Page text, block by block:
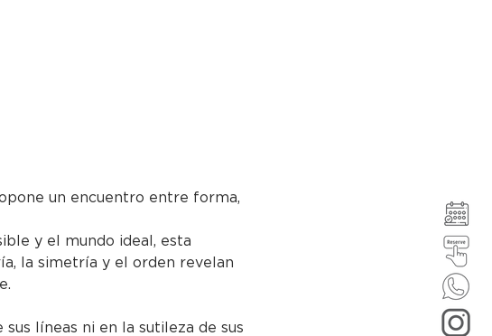
un encuentro entre forma,
y el mundo ideal, esta
la simetría y el orden revelan
líneas ni en la sutileza de sus